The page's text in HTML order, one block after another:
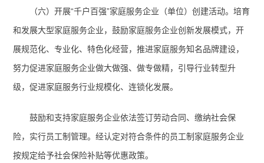
（六）开展“千户百强”家庭服务企业（单位）创建活动。培育
和发展大型家庭服务企业，鼓励家庭服务企业创新发展模式，开
展规范化、专业化、特色化经营，推进家庭服务知名品牌建设，
努力促进家庭服务企业做大做强、做专做精，引导行业转型升
级，促进家庭服务行业规模化、连锁化发展。
鼓励和支持家庭服务企业依法签订劳动合同、缴纳社会保
险，实行员工制管理。经认定对符合条件的员工制家庭服务企业
按规定给予社会保险补贴等优惠政策。